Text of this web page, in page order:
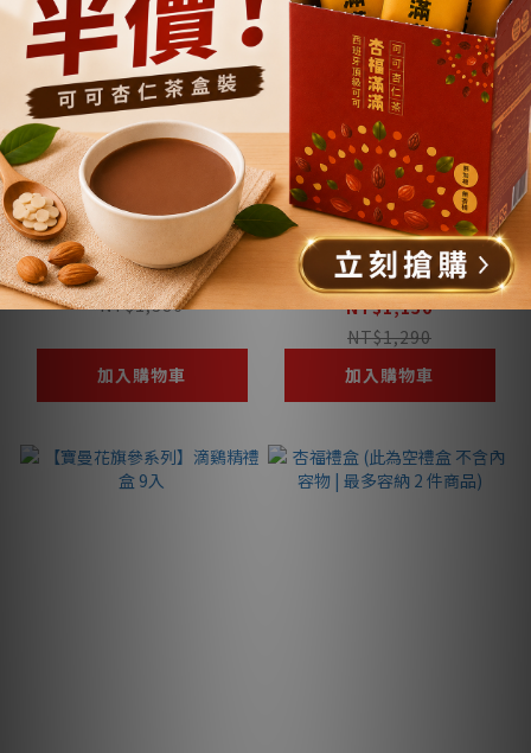
杏好有你｜ 禮盒
NT$1,010 ~ NT$1,226
NT$1,386
加入購物車
七日漢方茶｜任選雙口
味禮盒組
NT$1,150
NT$1,290
加入購物車